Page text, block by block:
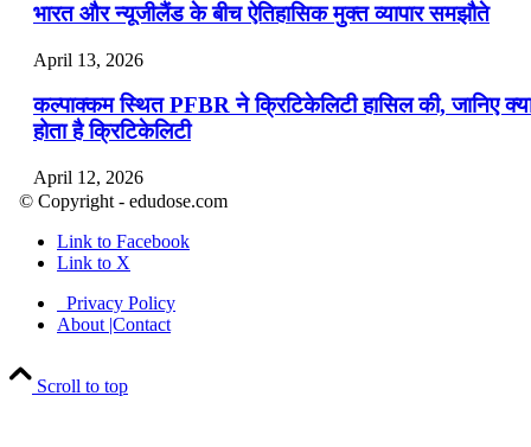
भारत और न्यूजीलैंड के बीच ऐतिहासिक मुक्त व्यापार समझौते
April 13, 2026
कल्पाक्कम स्थित PFBR ने क्रिटिकेलिटी हासिल की, जानिए
होता है क्रिटिकेलिटी
April 12, 2026
April 9, 2026
नासा का आर्टेमिस-2 मिशन: मनुष्य एक बार फिर से चंद्रमा के
पहुंचा
April 7, 2026
© Copyright - edudose.com
Link to Facebook
Link to X
Privacy Policy
About |Contact
Scroll to top